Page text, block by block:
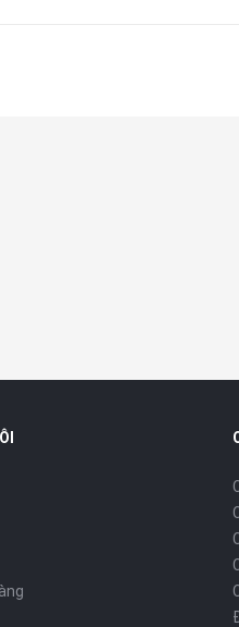
dây:
chắn kết hợp mặt lưng
camera trước ẩn dưới màn
sau thiết kế phẳng, tích